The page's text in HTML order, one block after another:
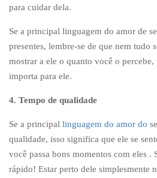
para cuidar dela.
Se a principal linguagem do amor de
presentes, lembre-se de que nem tudo
mostrar a ele o quanto você o percebe,
importa para ele.
4. Tempo de qualidade
Se a principal linguagem do amor do
qualidade, isso significa que ele se
você passa bons momentos com eles .
rápido! Estar perto dele simplesmente